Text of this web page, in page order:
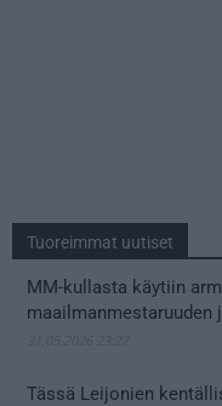
Tuoreimmat uutiset
MM-kullasta käytiin
maailmanmestaruuden
Tässä Leijonien